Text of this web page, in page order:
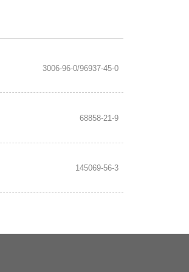
3006-96-0/96937-45-0
68858-21-9
145069-56-3